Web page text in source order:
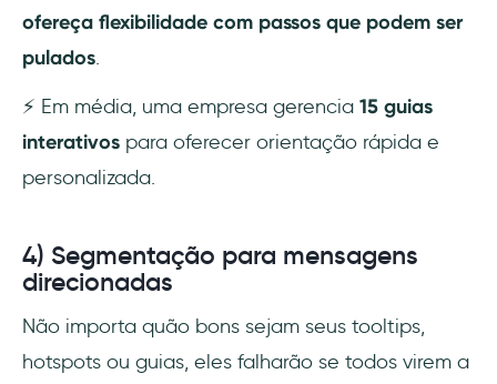
ofereça flexibilidade com passos que podem ser
pulados.
⚡ Em média, uma empresa gerencia 15 guias
interativos para oferecer orientação rápida e
personalizada.
4) Segmentação para mensagens
direcionadas
Não importa quão bons sejam seus tooltips,
hotspots ou guias, eles falharão se todos virem a